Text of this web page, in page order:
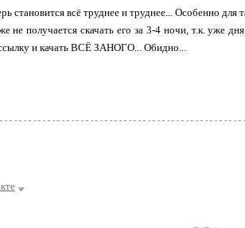
становится всё труднее и труднее... Особенно
не получается скачать его за 3-4 ночи, т.к. уже
ссылку и качать ВСЁ ЗАНОГО... Обидно...